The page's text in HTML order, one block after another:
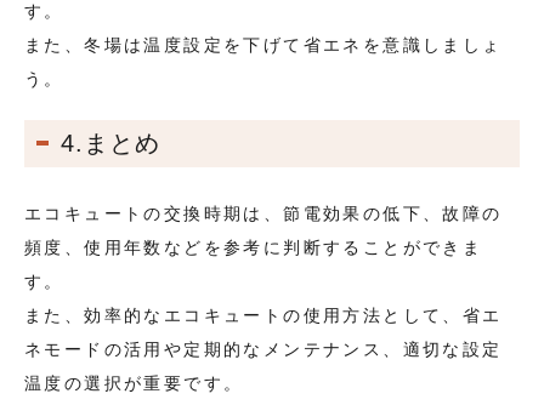
す。
また、冬場は温度設定を下げて省エネを意識しましょ
う。
4.まとめ
エコキュートの交換時期は、節電効果の低下、故障の
頻度、使用年数などを参考に判断することができま
す。
また、効率的なエコキュートの使用方法として、省エ
ネモードの活用や定期的なメンテナンス、適切な設定
温度の選択が重要です。